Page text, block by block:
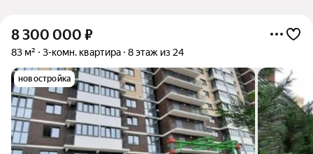
8 300 000 ₽
83 м² 3-комн. квартира 8 этаж из 24
новостройка